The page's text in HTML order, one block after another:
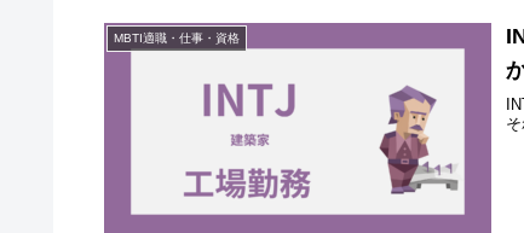
MBTI適職・仕事・資格